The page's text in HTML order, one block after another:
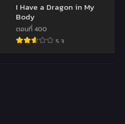
I Have a Dragon in My
Body
ตอนที่ 400
5.3